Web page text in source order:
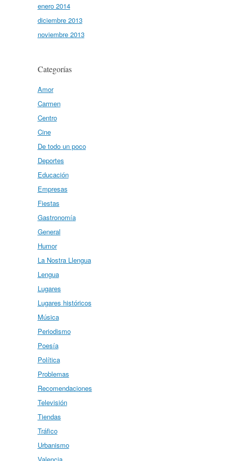
enero 2014
diciembre 2013
noviembre 2013
Categorías
Amor
Carmen
Centro
Cine
De todo un poco
Deportes
Educación
Empresas
Fiestas
Gastronomía
General
Humor
La Nostra Llengua
Lengua
Lugares
Lugares históricos
Música
Periodismo
Poesía
Política
Problemas
Recomendaciones
Televisión
Tiendas
Tráfico
Urbanismo
Valencia